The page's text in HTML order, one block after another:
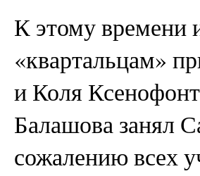
К этому времени
«квартальцам»
и Коля
Балашова занял
сожалению всех